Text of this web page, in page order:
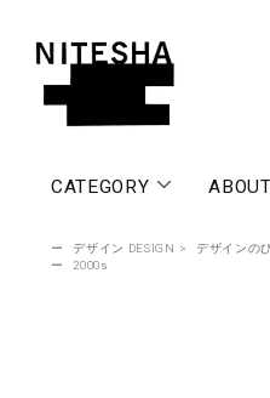
CATEGORY ABOUT
ー デザイン DESIGN >
デザインの
ー
2000s